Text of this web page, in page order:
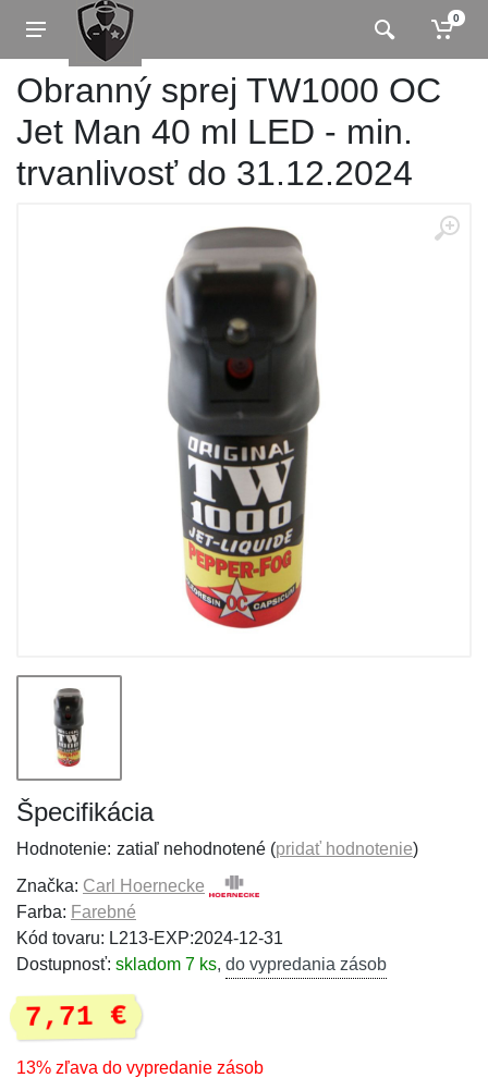
0
Obranný sprej TW1000 OC
Jet Man 40 ml LED - min.
trvanlivosť do 31.12.2024
Špecifikácia
Hodnotenie: zatiaľ nehodnotené (pridať hodnotenie)
Značka: Carl Hoernecke
Farba: Farebné
Kód tovaru: L213-EXP:2024-12-31
Dostupnosť: skladom 7 ks, do vypredania zásob
7,71 €
13% zľava do vypredanie zásob